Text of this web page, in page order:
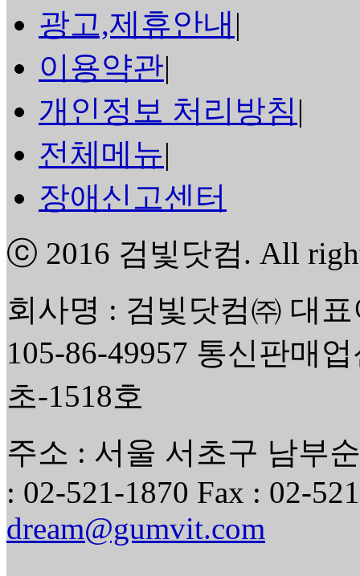
광고,제휴안내|
이용약관|
개인정보 처리방침 |
전체메뉴|
장애신고센터
ⓒ 2016 검빛닷컴. All
회사명 : 검빛닷컴㈜ 대
105-86-49957 통신판매
초-1518호
주소 : 서울 서초구 남부
: 02-521-1870 Fax : 02-
dream@gumvit.com